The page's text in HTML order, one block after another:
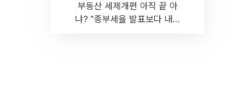
부동산 세제개편 아직 끝 아
냐? "종부세율 발표보다 내릴